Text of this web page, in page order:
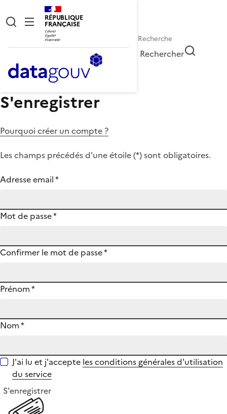
RÉPUBLIQUE
FRANÇAISE
Rechercher
S'enregistrer
Pourquoi créer un compte ?
Les champs précédés d'une étoile (*) sont obligatoires.
Adresse email*
Mot de passe*
Confirmer le mot de passe*
Prénom*
Nom*
J'ai lu et j'accepte les conditions générales d'utilisation
du service
S'enregistrer